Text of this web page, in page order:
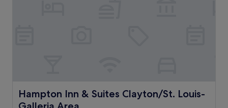
Hampton Inn & Suites Clayton/St. Louis-
Hampton Inn & Suites Clayton/St. Louis-Galleria Area